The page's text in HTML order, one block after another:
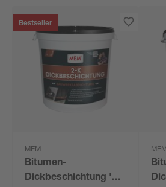
Bestseller
MEM
Bitumen-
Dickbeschichtung '2-
MEM